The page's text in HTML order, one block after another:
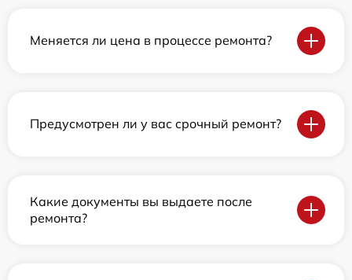
Меняется ли цена в процессе ремонта?
Предусмотрен ли у вас срочный ремонт?
Какие документы вы выдаете после
ремонта?